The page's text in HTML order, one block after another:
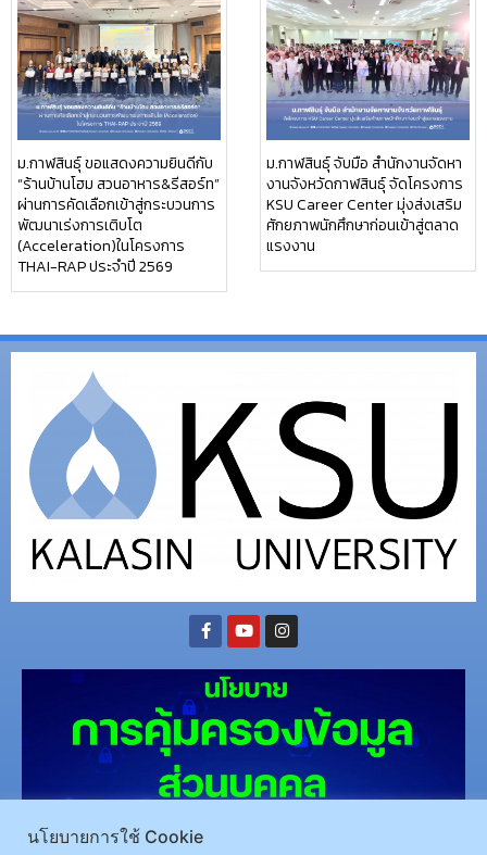
ม.กาฬสินธุ์ ขอแสดงความยินดีกับ
“ร้านบ้านโฮม สวนอาหาร&รีสอร์ท”
ผ่านการคัดเลือกเข้าสู่กระบวนการ
พัฒนาเร่งการเติบโต
(Acceleration)ในโครงการ
THAI-RAP ประจำปี 2569
ม.กาฬสินธุ์ จับมือ สำนักงานจัดหา
งานจังหวัดกาฬสินธุ์ จัดโครงการ
KSU Career Center มุ่งส่งเสริม
ศักยภาพนักศึกษาก่อนเข้าสู่ตลาด
แรงงาน
นโยบายการใช้ Cookie